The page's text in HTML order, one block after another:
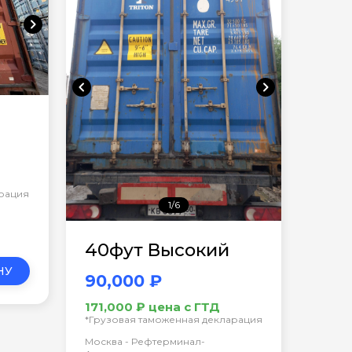
chevron_right
chevron_left chevron_right
1/6
40фут Высокий
90,000 ₽
171,000 ₽ цена с ГТД
*Грузовая таможенная декларация
Москва - Рефтерминал-